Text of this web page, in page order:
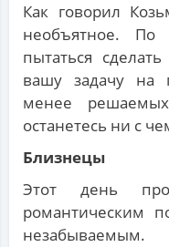
Как говорил
необъятное.
пытаться
вашу задачу на
менее
останетесь ни с
Близнецы
Этот день
романтическим
незабываемым.